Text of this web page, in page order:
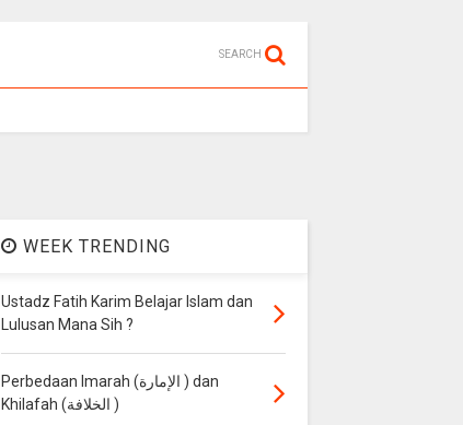
SEARCH
WEEK TRENDING
Ustadz Fatih Karim Belajar Islam dan
Lulusan Mana Sih ?
Perbedaan Imarah (الإمارة ) dan
Khilafah (الخلافة )